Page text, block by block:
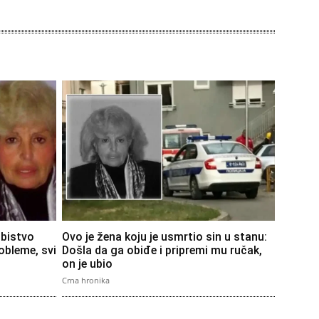
svi
Ovo je žena koju je usmrtio sin u stanu:
Došla da ga obiđe i pripremi mu ručak,
on je ubio
Crna hronika